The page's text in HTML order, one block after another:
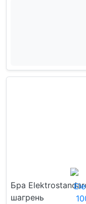
Бра
шагрень